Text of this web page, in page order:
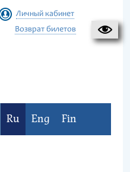
Личный кабинет
Возврат билетов
Ru Eng Fin